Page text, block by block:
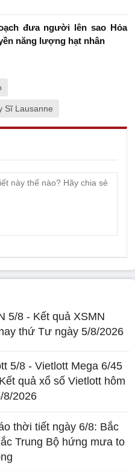
đưa người lên sao Hỏa
năng lượng hạt nhân
Sĩ Lausanne
5/8 - Kết quả XSMN
thứ Tư ngày 5/8/2026
5/8 - Vietlott Mega 6/45
quả xổ số Vietlott hôm
8/2026
thời tiết ngày 6/8: Bắc
Trung Bộ hứng mưa to